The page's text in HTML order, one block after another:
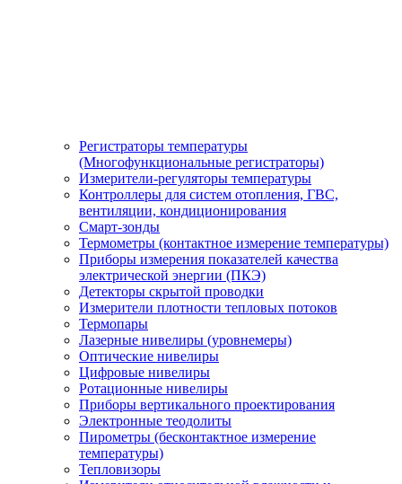
Регистраторы температуры
(Многофункциональные регистраторы)
Измерители-регуляторы температуры
Контроллеры для систем отопления, ГВС,
вентиляции, кондиционирования
Смарт-зонды
Термометры (контактное измерение температуры)
Приборы измерения показателей качества
электрической энергии (ПКЭ)
Детекторы скрытой проводки
Измерители плотности тепловых потоков
Термопары
Лазерные нивелиры (уровнемеры)
Оптические нивелиры
Цифровые нивелиры
Ротационные нивелиры
Приборы вертикального проектирования
Электронные теодолиты
Пирометры (бесконтактное измерение
температуры)
Тепловизоры